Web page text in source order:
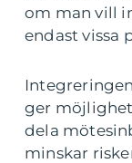
om man vill
endast vissa
ger
dela
minskar